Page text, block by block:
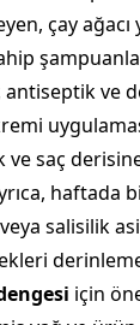
çay ağacı
ve
ve saç
haftada
salisilik
için